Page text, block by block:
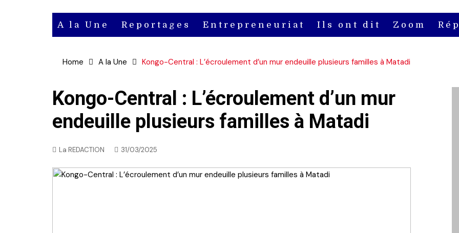
A la Une
vidéo
Actu en
Reportages Entrepreneuriat Ils ont dit Zoom
Home A la Une Kongo-Central : L’écroulement d’un mur endeuille plusieurs familles à Matadi
Kongo-Central : L’écroulement d’un mur
endeuille plusieurs familles à Matadi
La REDACTION 31/03/2025